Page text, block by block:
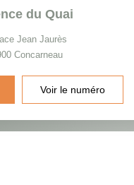
du Quai
Jean Jaurès
Concarneau
Voir le numéro